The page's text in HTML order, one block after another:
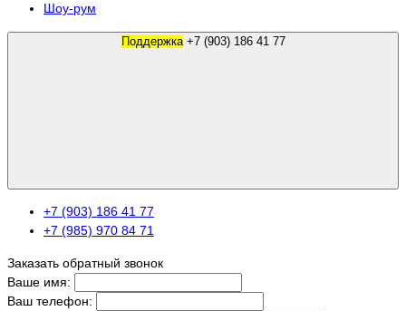
Шоу-рум
Поддержка +7 (903) 186 41 77
+7 (903) 186 41 77
+7 (985) 970 84 71
Заказать обратный звонок
Ваше имя:
Ваш телефон: